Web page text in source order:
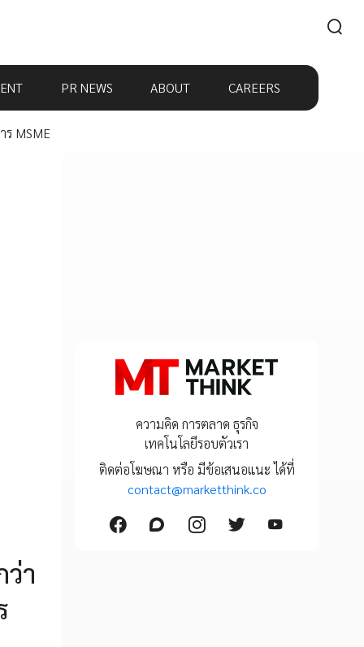
PR NEWS ABOUT CAREERS
า
ความคิด การตลาด ธุรกิจ
เทคโนโลยีรอบตัวเรา
ติดต่อโฆษณา หรือ มีข้อเสนอแนะ ได้ที่
contact@marketthink.co